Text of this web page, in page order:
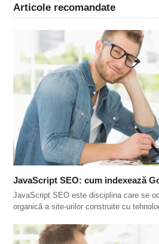
Articole recomandate
JavaScript SEO: cum indexează
JavaScript SEO este disciplina care se
organică a site-urilor construite cu